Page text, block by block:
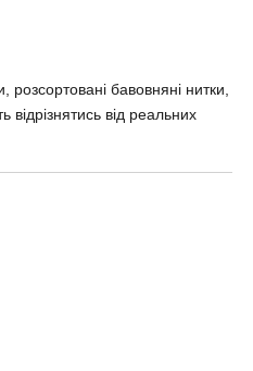
бавовняні нитки,
відрізнятись від реальних